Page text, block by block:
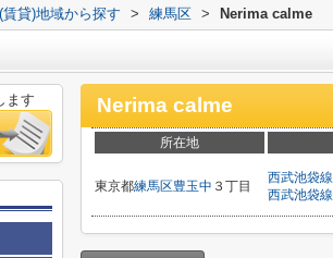
(賃貸)地域から探す > 練馬区 > Nerima calme
Nerima calme
所在地
東京都練馬区豊玉中 ３丁目
西武池袋線
西武池袋線
ます